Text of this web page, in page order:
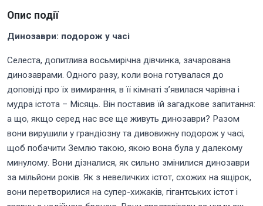
Опис події
Динозаври: подорож у часі
Селеста, допитлива восьмирічна дівчинка, зачарована
динозаврами. Одного разу, коли вона готувалася до
доповіді про їх вимирання, в її кімнаті з’явилася чарівна і
мудра істота – Місяць. Він поставив їй загадкове запитання:
а що, якщо серед нас все ще живуть динозаври? Разом
вони вирушили у грандіозну та дивовижну подорож у часі,
щоб побачити Землю такою, якою вона була у далекому
минулому. Вони дізналися, як сильно змінилися динозаври
за мільйони років. Як з невеличких істот, схожих на ящірок,
вони перетворилися на супер-хижаків, гігантських істот і